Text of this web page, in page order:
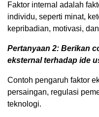
Faktor internal adalah
individu, seperti minat,
kepribadian, motivasi,
Pertanyaan 2: Berikan
eksternal terhadap ide
Contoh pengaruh faktor
persaingan, regulasi
teknologi.